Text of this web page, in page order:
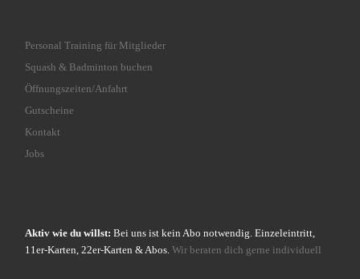
Personal Training für Mitglieder
Squash & Badminton buchen
Öffnungszeiten/Anfahrt
Gutscheine
Kontakt
Jobs
Aktiv wie du willst: Bei uns ist kein Abo notwendig. Einzeleintritt,
11er-Karten, 22er-Karten & Abos. Wir beraten dich gerne individuell